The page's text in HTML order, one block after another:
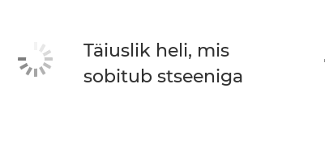
Täiuslik heli, mis
sobitub stseeniga